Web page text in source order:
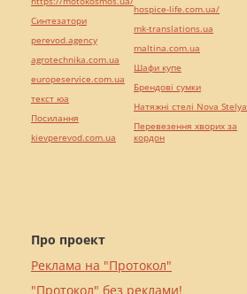
Про проект
Реклама на "Протокол"
"Протокол" без реклами!
Синтезатори
perevod.agency
agrotechnika.com.ua
europeservice.com.ua
текст юа
Посилання
kievperevod.com.ua
hospice-life.com.ua/
mk-translations.ua
maltina.com.ua
Шафи купе
Брендові сумки
Натяжні стелі Nova Stelya
Перевезення хворих за
кордон